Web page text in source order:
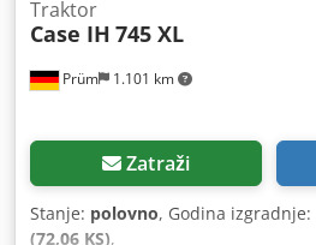
Prüm 1.101 km
Traktor
Case IH 745 XL
Zatraži
Stanje: polovno, Godina izgradnje:
(72,06 KS),